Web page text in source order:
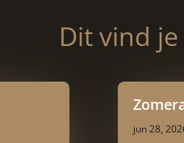
Dit vind
jun 28,